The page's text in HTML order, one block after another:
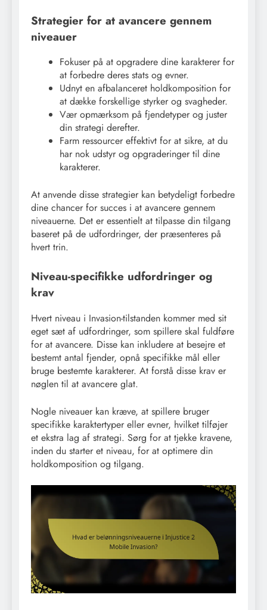
Strategier for at avancere gennem
niveauer
Fokuser på at opgradere dine karakterer for
at forbedre deres stats og evner.
Udnyt en afbalanceret holdkomposition for
at dække forskellige styrker og svagheder.
Vær opmærksom på fjendetyper og juster
din strategi derefter.
Farm ressourcer effektivt for at sikre, at du
har nok udstyr og opgraderinger til dine
karakterer.
At anvende disse strategier kan betydeligt forbedre
dine chancer for succes i at avancere gennem
niveauerne. Det er essentielt at tilpasse din tilgang
baseret på de udfordringer, der præsenteres på
hvert trin.
Niveau-specifikke udfordringer og
krav
Hvert niveau i Invasion-tilstanden kommer med sit
eget sæt af udfordringer, som spillere skal fuldføre
for at avancere. Disse kan inkludere at besejre et
bestemt antal fjender, opnå specifikke mål eller
bruge bestemte karakterer. At forstå disse krav er
nøglen til at avancere glat.
Nogle niveauer kan kræve, at spillere bruger
specifikke karaktertyper eller evner, hvilket tilføjer
et ekstra lag af strategi. Sørg for at tjekke kravene,
inden du starter et niveau, for at optimere din
holdkomposition og tilgang.